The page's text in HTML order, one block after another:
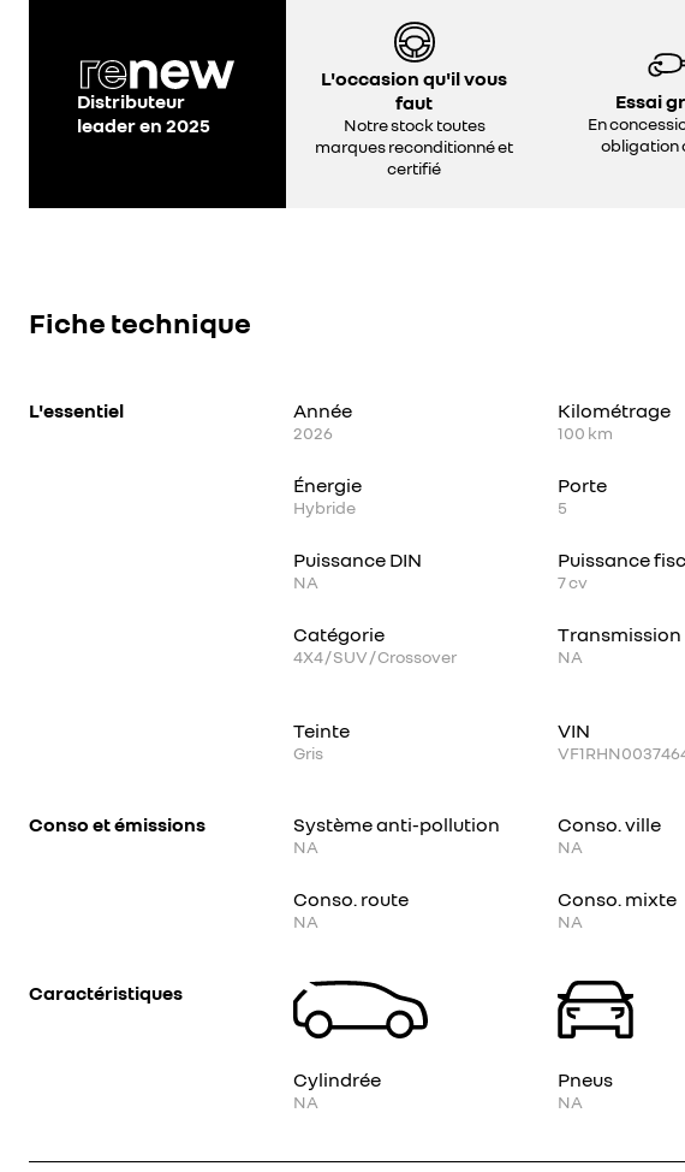
Distributeur
leader en 2025
L'occasion qu'il vous
faut
Notre stock toutes
marques reconditionné et
certifié
Essai
En
obligation
Fiche technique
L'essentiel Année
2026
Kilométrage
100 km
Énergie
Hybride
Porte
5
Puissance DIN
NA
Puissance
7cv
Catégorie
4X4 / SUV / Crossover
Transmission
NA
Teinte
Gris
VIN
Conso et émissions Système anti-pollution
NA
Conso. ville
NA
Conso. route
NA
Conso. mixte
NA
Caractéristiques
Cylindrée
NA
Pneus
NA